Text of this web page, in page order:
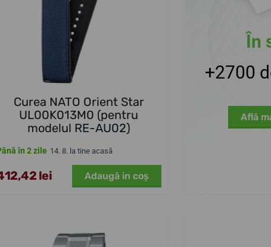
Curea NATO Orient Star
UL00K013M0 (pentru
modelul RE-AU02)
în 2 zile 14. 8. la tine acasă
lei Adaugă in coş
În
+2700
Află